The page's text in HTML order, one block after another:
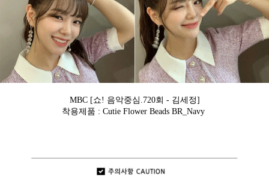
MBC [쇼! 음악중심.720회 - 김세정]
착용제품 : Cutie Flower Beads BR_Navy